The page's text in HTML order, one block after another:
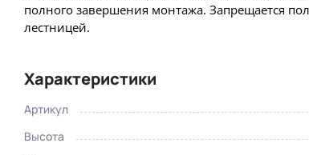
полного завершения монтажа. Запрещается
лестницей.
Характеристики
Артикул
Высота